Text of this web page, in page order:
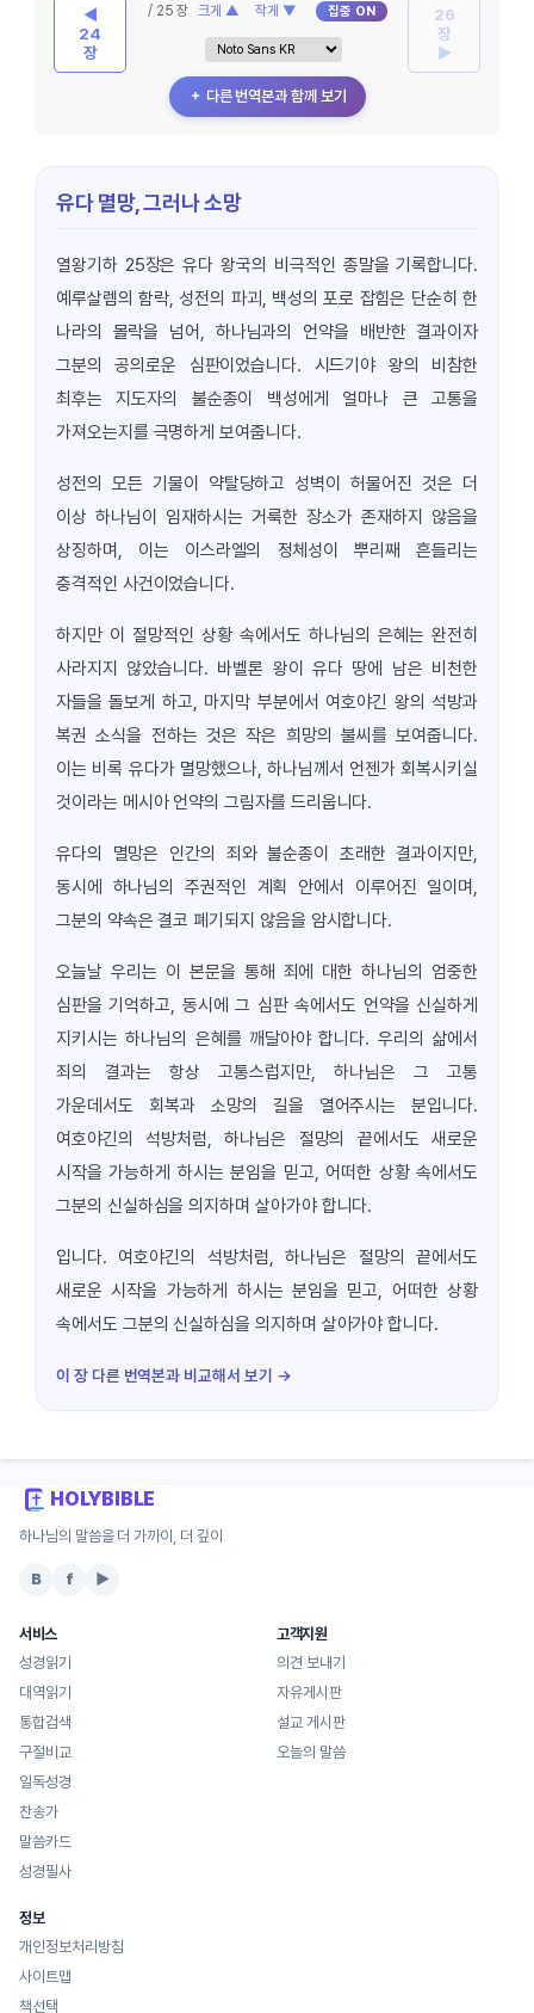
◀
24
장
/ 25 장 크게 ▲ 작게 ▼ 집중 ON
＋ 다른 번역본과 함께 보기
26
장
▶
유다 멸망, 그러나 소망
열왕기하 25장은 유다 왕국의 비극적인 종말을 기록합니다.
예루살렘의 함락, 성전의 파괴, 백성의 포로 잡힘은 단순히 한
나라의 몰락을 넘어, 하나님과의 언약을 배반한 결과이자
그분의 공의로운 심판이었습니다. 시드기야 왕의 비참한
최후는 지도자의 불순종이 백성에게 얼마나 큰 고통을
가져오는지를 극명하게 보여줍니다.
성전의 모든 기물이 약탈당하고 성벽이 허물어진 것은 더
이상 하나님이 임재하시는 거룩한 장소가 존재하지 않음을
상징하며, 이는 이스라엘의 정체성이 뿌리째 흔들리는
충격적인 사건이었습니다.
하지만 이 절망적인 상황 속에서도 하나님의 은혜는 완전히
사라지지 않았습니다. 바벨론 왕이 유다 땅에 남은 비천한
자들을 돌보게 하고, 마지막 부분에서 여호야긴 왕의 석방과
복권 소식을 전하는 것은 작은 희망의 불씨를 보여줍니다.
이는 비록 유다가 멸망했으나, 하나님께서 언젠가 회복시키실
것이라는 메시아 언약의 그림자를 드리웁니다.
유다의 멸망은 인간의 죄와 불순종이 초래한 결과이지만,
동시에 하나님의 주권적인 계획 안에서 이루어진 일이며,
그분의 약속은 결코 폐기되지 않음을 암시합니다.
오늘날 우리는 이 본문을 통해 죄에 대한 하나님의 엄중한
심판을 기억하고, 동시에 그 심판 속에서도 언약을 신실하게
지키시는 하나님의 은혜를 깨달아야 합니다. 우리의 삶에서
죄의 결과는 항상 고통스럽지만, 하나님은 그 고통
가운데서도 회복과 소망의 길을 열어주시는 분입니다.
여호야긴의 석방처럼, 하나님은 절망의 끝에서도 새로운
시작을 가능하게 하시는 분임을 믿고, 어떠한 상황 속에서도
그분의 신실하심을 의지하며 살아가야 합니다.
입니다. 여호야긴의 석방처럼, 하나님은 절망의 끝에서도
새로운 시작을 가능하게 하시는 분임을 믿고, 어떠한 상황
속에서도 그분의 신실하심을 의지하며 살아가야 합니다.
이 장 다른 번역본과 비교해서 보기 →
HOLYBIBLE
하나님의 말씀을 더 가까이, 더 깊이
B f ▶
서비스
성경읽기
대역읽기
통합검색
구절비교
일독성경
찬송가
말씀카드
성경필사
고객지원
의견 보내기
자유게시판
설교 게시판
오늘의 말씀
정보
개인정보처리방침
사이트맵
책선택